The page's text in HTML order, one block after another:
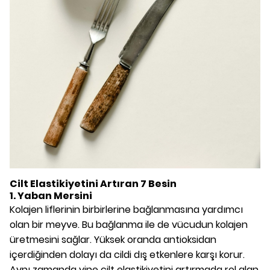
Cilt Elastikiyetini Artıran 7 Besin
1. Yaban Mersini
Kolajen liflerinin birbirlerine bağlanmasına yardımcı
olan bir meyve. Bu bağlanma ile de vücudun kolajen
üretmesini sağlar. Yüksek oranda antioksidan
içerdiğinden dolayı da cildi dış etkenlere karşı korur.